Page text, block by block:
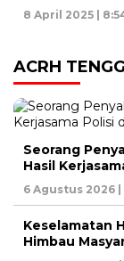
8 April 2025 |
ACRH
Seorang
Hasil
6 Agustus 2026 |
Keselamatan
Himbau